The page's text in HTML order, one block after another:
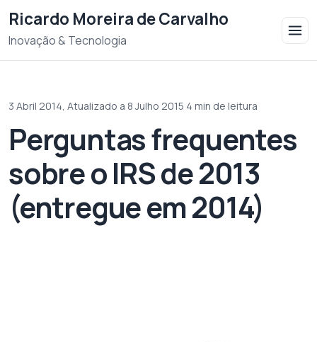
Ricardo Moreira de Carvalho
Inovação & Tecnologia
3 Abril 2014, Atualizado a 8 Julho 2015 4 min de leitura
Perguntas frequentes
sobre o IRS de 2013
(entregue em 2014)